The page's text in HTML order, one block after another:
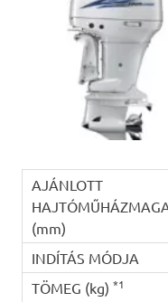
AJÁNLOTT
(mm)
INDÍTÁS MÓDJA
TÖMEG (kg) *1